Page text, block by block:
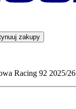
zakupy
Racing 92 2025/26